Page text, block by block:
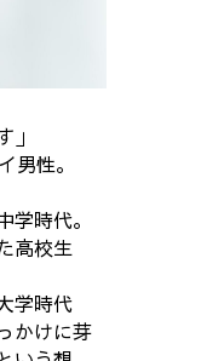
」
男性。
学時代。
高校生
学時代
かけに芽